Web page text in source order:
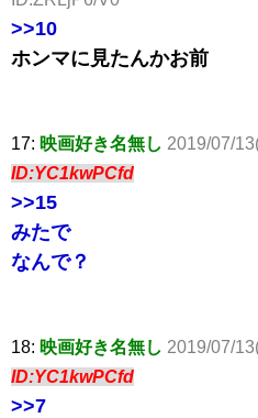
>>10
ホンマに見たんかお前
17: 映画好き名無し 2019/07/
ID:YC1kwPCfd
>>15
みたで
なんで？
18: 映画好き名無し 2019/07/
ID:YC1kwPCfd
>>7